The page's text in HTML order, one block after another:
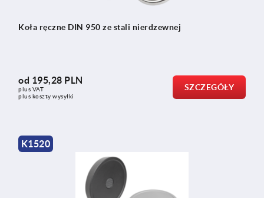
Koła ręczne DIN 950 ze stali nierdzewnej
od 195,28 PLN
plus VAT
plus koszty wysyłki
SZCZEGÓŁY
K1520